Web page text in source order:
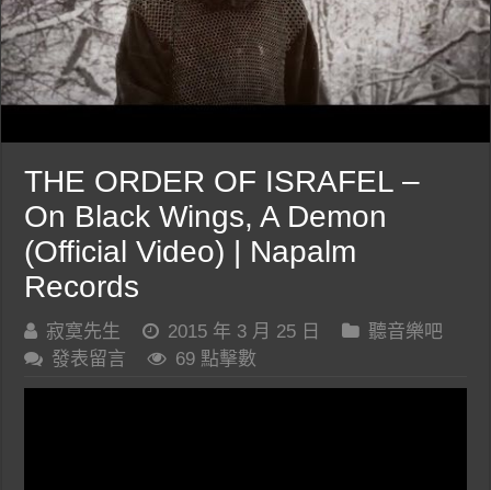
THE ORDER OF ISRAFEL –
On Black Wings, A Demon
(Official Video) | Napalm
Records
寂寞先生 2015 年 3 月 25 日
聽音樂吧
發表留言
69 點擊數